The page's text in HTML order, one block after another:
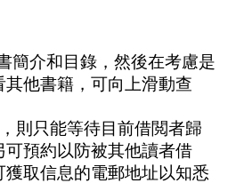
簡介和目錄，然後在考慮是
他書籍，可向上滑動查
則只能等待目前借閲者歸
可預約以防被其他讀者借
獲取信息的電郵地址以知悉